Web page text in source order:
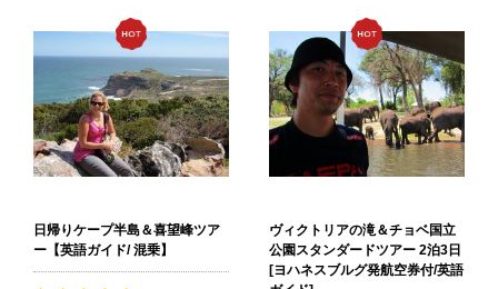
日帰りケープ半島＆喜望峰ツア
ー【英語ガイド/ 混乗】
ヴィクトリアの滝＆チョベ国立
公園スタンダードツアー 2泊3日
[ヨハネスブルグ発航空券付/英語